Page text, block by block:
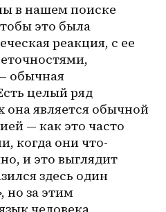
в нашем поиске
это была
реакция, с ее
обычная
целый ряд
она является обычной
— как это часто
когда они что-
и это выглядит
здесь один
за этим